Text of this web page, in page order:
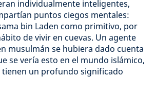
individualmente inteligentes,
puntos ciegos mentales:
bin Laden como primitivo, por
de vivir en cuevas. Un agente
musulmán se hubiera dado cuenta
se vería esto en el mundo islámico,
tienen un profundo significado